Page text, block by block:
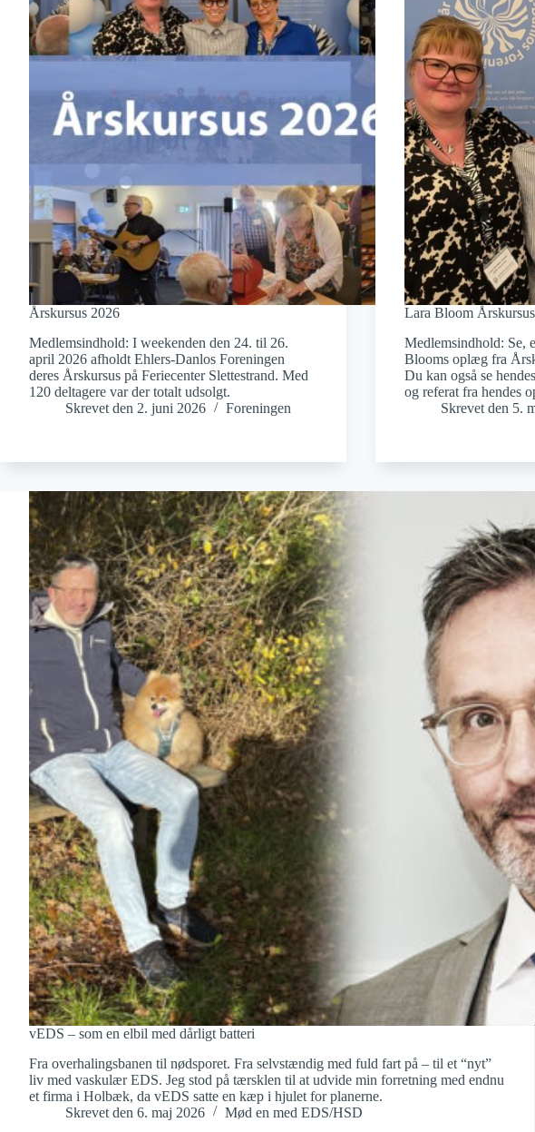
Årskursus 2026
Medlemsindhold: I weekenden den 24. til 26.
april 2026 afholdt Ehlers-Danlos Foreningen
deres Årskursus på Feriecenter Slettestrand. Med
120 deltagere var der totalt udsolgt.
Skrevet den 2. juni 2026 Foreningen
Lara Bloom
Medlemsindhold: Se,
Blooms oplæg fra
Du kan også se
og referat fra hendes
Skrevet den 5.
vEDS – som en elbil med dårligt batteri
Fra overhalingsbanen til nødsporet. Fra selvstændig med fuld fart på – til et “nyt”
liv med vaskulær EDS. Jeg stod på tærsklen til at udvide min forretning med endnu
et firma i Holbæk, da vEDS satte en kæp i hjulet for planerne.
Skrevet den 6. maj 2026 Mød en med EDS/HSD